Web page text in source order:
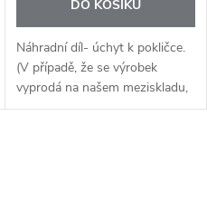
DO KOŠÍKU
Náhradní díl- úchyt k pokličce.
(V případě, že se výrobek
vyprodá na našem meziskladu,
zajistíme obratem jeho